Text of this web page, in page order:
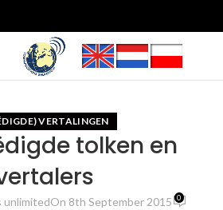
VERTALINGEN
tolken en
unlimitedOn 8th September 2015 0